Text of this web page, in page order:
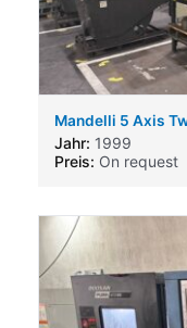
Mandelli 5 Axis
Jahr: 1999
Preis: On request